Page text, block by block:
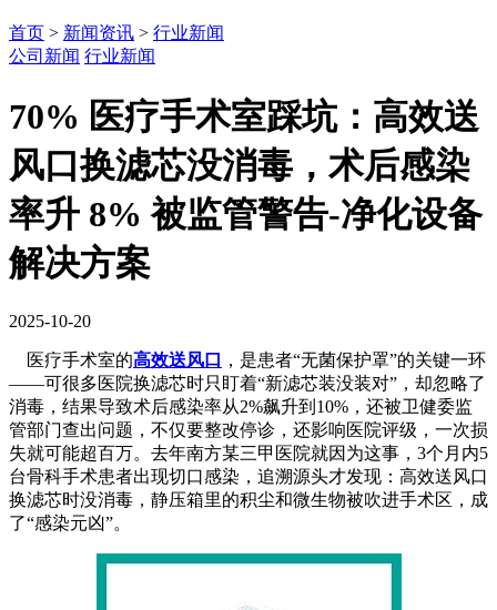
首页 > 新闻资讯 > 行业新闻
公司新闻 行业新闻
70% 医疗手术室踩坑：高效送
风口换滤芯没消毒，术后感染
率升 8% 被监管警告-净化设备
解决方案
2025-10-20
医疗手术室的高效送风口
，是患者“无菌保护罩”的关键一环
——可很多医院换滤芯时只盯着“新滤芯装没装对”，却忽略了
消毒，结果导致术后感染率从2%飙升到10%，还被卫健委监
管部门查出问题，不仅要整改停诊，还影响医院评级，一次损
失就可能超百万。去年南方某三甲医院就因为这事，3个月内5
台骨科手术患者出现切口感染，追溯源头才发现：高效送风口
换滤芯时没消毒，静压箱里的积尘和微生物被吹进手术区，成
了“感染元凶”。